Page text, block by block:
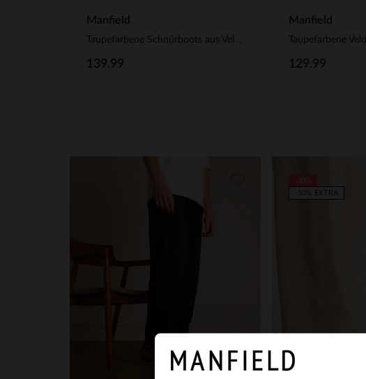
Manfield
139.99
Manfield
129.99
-10% EXTRA